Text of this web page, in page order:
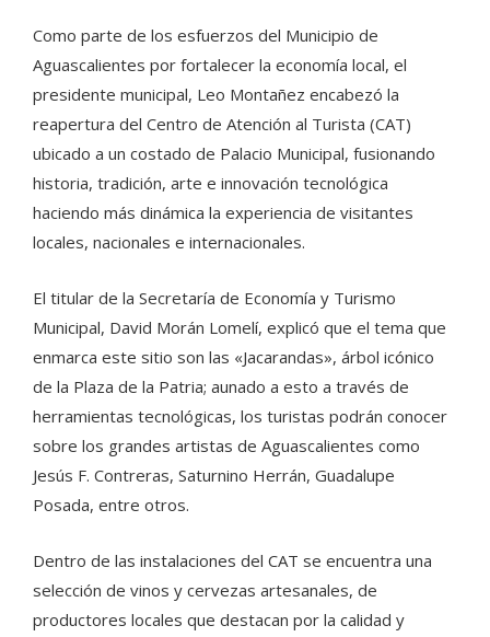
Como parte de los esfuerzos del Municipio de
Aguascalientes por fortalecer la economía local, el
presidente municipal, Leo Montañez encabezó la
reapertura del Centro de Atención al Turista (CAT)
ubicado a un costado de Palacio Municipal, fusionando
historia, tradición, arte e innovación tecnológica
haciendo más dinámica la experiencia de visitantes
locales, nacionales e internacionales.
El titular de la Secretaría de Economía y Turismo
Municipal, David Morán Lomelí, explicó que el tema que
enmarca este sitio son las «Jacarandas», árbol icónico
de la Plaza de la Patria; aunado a esto a través de
herramientas tecnológicas, los turistas podrán conocer
sobre los grandes artistas de Aguascalientes como
Jesús F. Contreras, Saturnino Herrán, Guadalupe
Posada, entre otros.
Dentro de las instalaciones del CAT se encuentra una
selección de vinos y cervezas artesanales, de
productores locales que destacan por la calidad y